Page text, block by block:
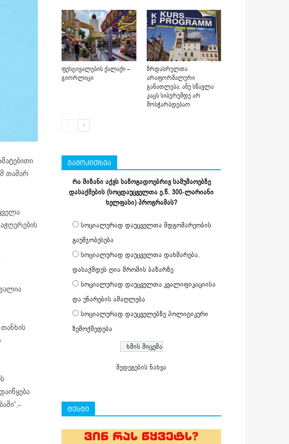
თამარ
ფესტივალების ქალაქი –
გიორლიცი
ზრდასრულთა
არაფორმალური
განათლება, ანუ სწავლა
კაცს სიბერემდე არ
მოსჭარბდებაო
გამოკითხვა
რა მიზანი აქვს საზოგადოებრივ სამუშაოებზე
დასაქმების (სოცდაუცველთა ე.წ. 300-ლარიანი
ხელფასი) პროგრამას?
სოციალურად დაუცველთა მდგომარეობის
გაუმჯობესება
სოციალურად დაუცველთა დახმარება,
დასაქმდეს ღია შრომის ბაზარზე
სოციალურად დაუცველთა კვალიფიკაციისა
და უნარების ამაღლება
სოციალურად დაუცველებზე პოლიტიკური
ზემოქმედება
შედეგების ნახვა
ტესტი